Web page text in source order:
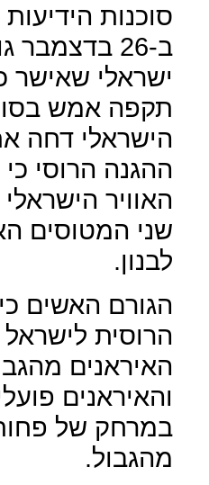
סוכנות הידיעות
ב-26
ישראלי שאישר
תקפה אמש
הישראלי דחה
ההגנה הרוסי
האוויר
שני המטוסים
לבנון.
הגורם האשים
הרוסית
האיראנים
והאיראנים
מהגבול.